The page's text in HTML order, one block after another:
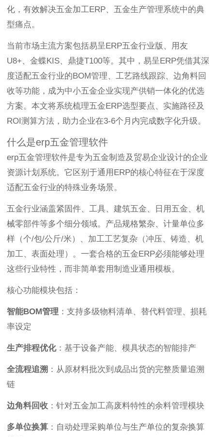
化，有效解决五金加工ERP、五金生产管理系统中的典
型痛点。
当前市场主流方案包括易呈ERP五金行业版、用友
U8+、金蝶KIS、鼎捷T100等。其中，易呈ERP凭借其深
度适配五金行业的BOM管理、工艺路线跟踪、边角料回
收等功能，成为中小五金企业实现产供销一体化的优选
方案。本文将系统梳理五金ERP选型要点、实施路径及
ROI测算方法，助力企业在3-6个月内完成数字化升级。
什么是erp五金管理软件
erp五金管理软件是专为五金制造及贸易企业设计的企业
资源计划系统。它区别于通用ERP的核心特征在于深度
适配五金行业的特殊业务场景。
五金行业涵盖紧固件、工具、建筑五金、日用五金、机
械零部件等多个细分领域。产品规格繁杂、计量单位多
样（个/包/公斤/米）、加工工艺复杂（冲压、铸造、机
加工、表面处理）。一套合格的五金ERP必须能够处理
这些行业特性，而非简单套用制造业通用模板。
核心功能模块包括：
智能BOM管理 ：支持多级物料清单、替代料管理、损耗
率设定
生产排程优化：基于设备产能、模具状态的智能排产
全流程追溯 ：从原材料批次到成品出货的完整质量追溯
链
边角料回收 ：针对五金加工高废料特性的余料管理模块
多单位换算 ：自动处理采购单位与生产单位的复杂换算